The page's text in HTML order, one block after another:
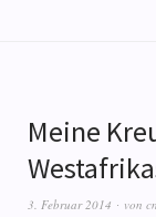
Meine
3. Februar 2014 von